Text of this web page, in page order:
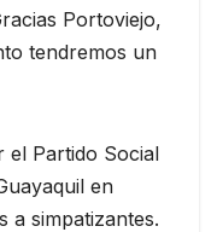
Portoviejo,
tendremos un
el Partido Social
en
a simpatizantes.